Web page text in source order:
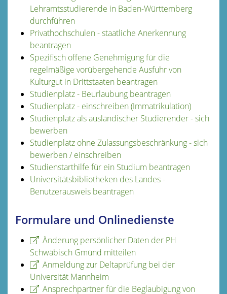
Lehramtsstudierende in Baden-Württemberg
durchführen
Privathochschulen - staatliche Anerkennung
beantragen
Spezifisch offene Genehmigung für die
regelmäßige vorübergehende Ausfuhr von
Kulturgut in Drittstaaten beantragen
Studienplatz - Beurlaubung beantragen
Studienplatz - einschreiben (Immatrikulation)
Studienplatz als ausländischer Studierender - sich
bewerben
Studienplatz ohne Zulassungsbeschränkung - sich
bewerben / einschreiben
Studienstarthilfe für ein Studium beantragen
Universitätsbibliotheken des Landes -
Benutzerausweis beantragen
Formulare und Onlinedienste
Änderung persönlicher Daten der PH
Schwäbisch Gmünd mitteilen
Anmeldung zur Deltaprüfung bei der
Universität Mannheim
Ansprechpartner für die Beglaubigung von